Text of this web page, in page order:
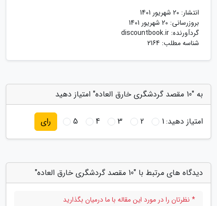
انتشار: 20 شهریور 1401
بروزرسانی: 20 شهریور 1401
گردآورنده: discountbook.ir
شناسه مطلب: 2164
به "10 مقصد گردشگری خارق العاده" امتیاز دهید
امتیاز دهید:1
2
3
4
5 رای
دیدگاه های مرتبط با "10 مقصد گردشگری خارق العاده"
* نظرتان را در مورد این مقاله با ما درمیان بگذارید